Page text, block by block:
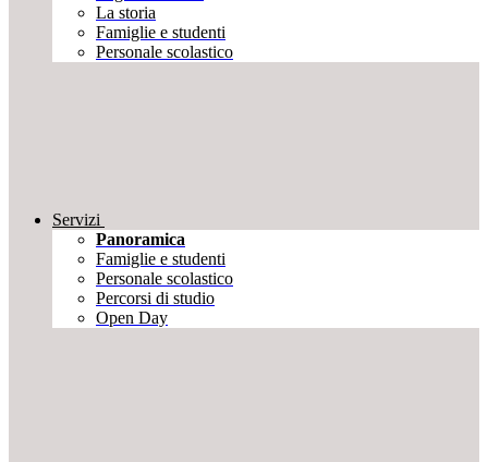
La storia
Famiglie e studenti
Personale scolastico
Servizi
Panoramica
Famiglie e studenti
Personale scolastico
Percorsi di studio
Open Day